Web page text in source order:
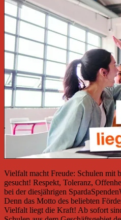
Vielfalt macht Freude: Schulen mit
gesucht! Respekt, Toleranz,
bei der diesjährigen
Denn das Motto des beliebten
Vielfalt liegt die Kraft! Ab sofort